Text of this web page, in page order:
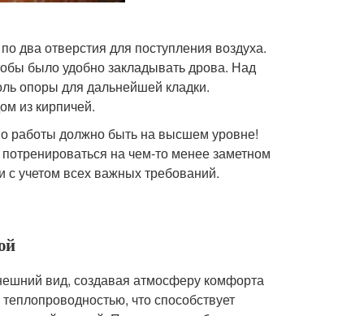
два отверстия для поступления воздуха.
было удобно закладывать дрова. Над
опоры для дальнейшей кладки.
из кирпичей.
работы должно быть на высшем уровне!
на чем-то менее заметном
с учетом всех важных требований.
вид, создавая атмосферу комфорта
что способствует